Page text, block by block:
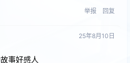
举报 回复
25年8月10日
事好感人